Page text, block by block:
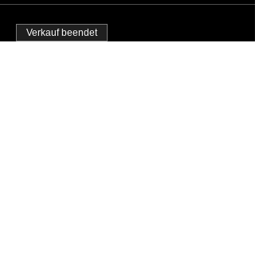
Verkauf beendet